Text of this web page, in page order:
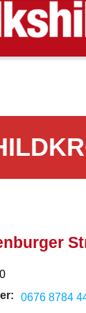
0
0676 8784